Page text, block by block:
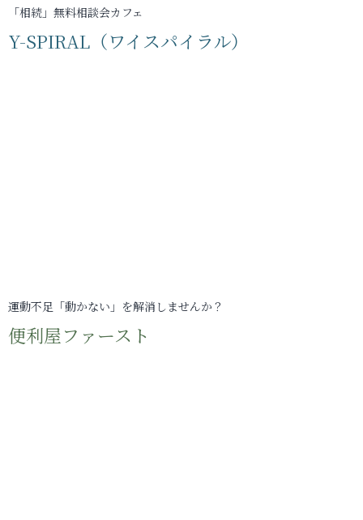
「相続」無料相談会カフェ
Y-SPIRAL（ワイスパイラル）
運動不足「動かない」を解消しませんか？
便利屋ファースト